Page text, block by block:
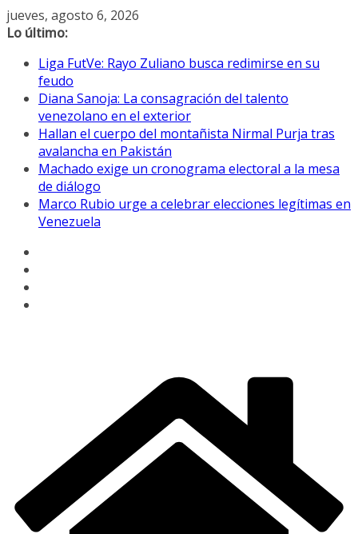
Saltar
al
jueves, agosto 6, 2026
Lo último:
Liga FutVe: Rayo Zuliano busca redimirse en su
feudo
Diana Sanoja: La consagración del talento
venezolano en el exterior
Hallan el cuerpo del montañista Nirmal Purja tras
avalancha en Pakistán
Machado exige un cronograma electoral a la mesa
de diálogo
Marco Rubio urge a celebrar elecciones legítimas en
Venezuela